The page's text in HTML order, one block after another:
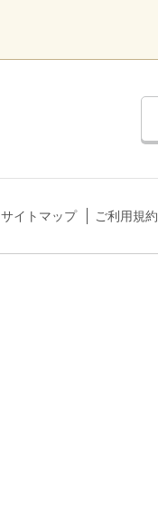
サイトマップ ご利用規約